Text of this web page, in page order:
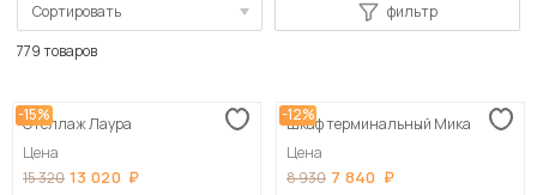
Сортировать
Сначала дорогие
фильтр
779 товаров
-15%
Стеллаж Лаура
Цена
15 320 13 020
-12%
Шкаф терминальный Мика
Цена
8 930 7 840